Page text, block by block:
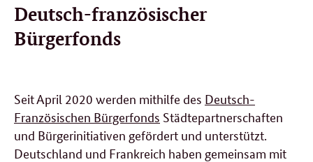
Deutsch-französischer
Bürgerfonds
Seit April 2020 werden mithilfe des Deutsch-
Französischen Bürgerfonds Städtepartnerschaften
und Bürgerinitiativen gefördert und unterstützt.
Deutschland und Frankreich haben gemeinsam mit